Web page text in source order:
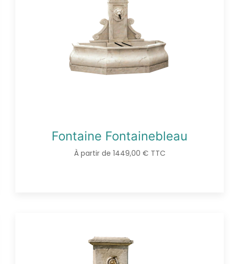
Fontaine Fontainebleau
À partir de 1449,00 € TTC